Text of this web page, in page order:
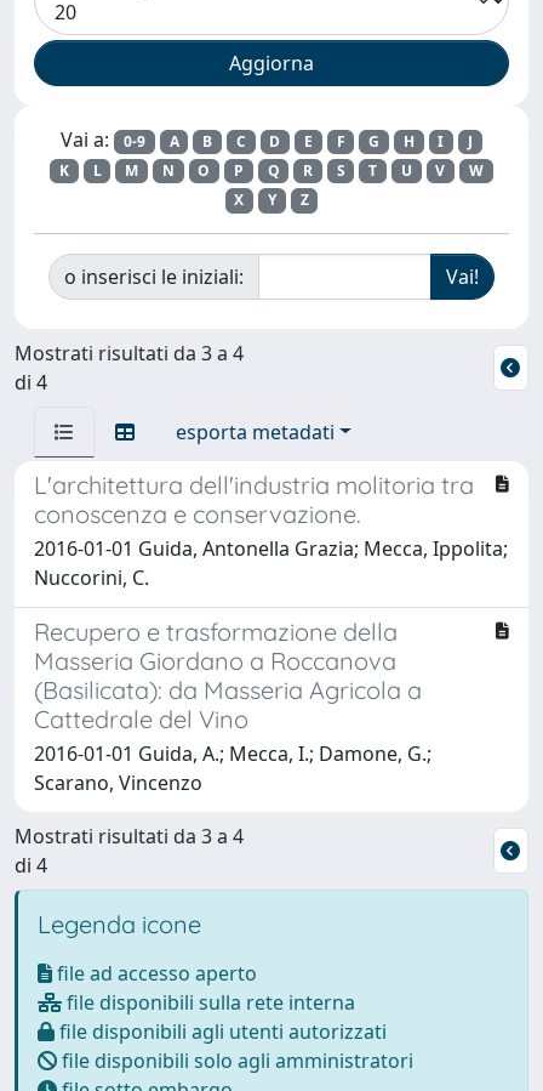
Vai a: 0-9 A B C D E F G H I
J
K
L M N O P Q R S T U V
W
X
Y Z
o inserisci le iniziali:
Mostrati risultati da 3 a 4
di 4
esporta metadati
L'architettura dell'industria molitoria tra
conoscenza e conservazione.
2016-01-01 Guida, Antonella Grazia; Mecca, Ippolita;
Nuccorini, C.
Recupero e trasformazione della
Masseria Giordano a Roccanova
(Basilicata): da Masseria Agricola a
Cattedrale del Vino
2016-01-01 Guida, A.; Mecca, I.; Damone, G.;
Scarano, Vincenzo
Mostrati risultati da 3 a 4
di 4
Legenda icone
file ad accesso aperto
file disponibili sulla rete interna
file disponibili agli utenti autorizzati
file disponibili solo agli amministratori